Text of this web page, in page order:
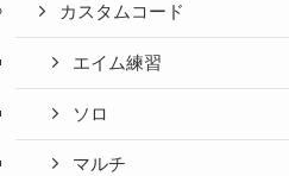
カスタムコード
エイム練習
ソロ
マルチ